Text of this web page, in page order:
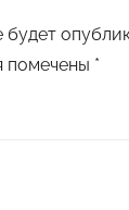
помечены *